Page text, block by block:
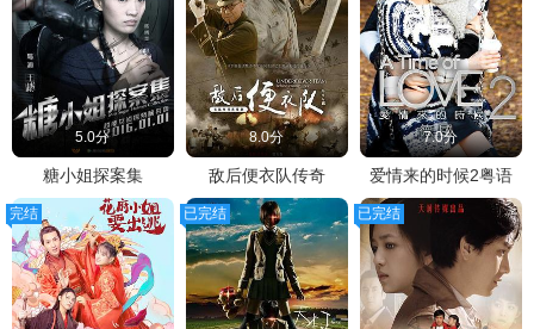
5.0分
糖小姐探案集
8.0分
敌后便衣队传奇
7.0分
爱情来的时候2粤语
完结 已完结 已完结